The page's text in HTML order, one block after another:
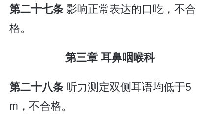
第二十七条影响正常表达的口吃，不合
格。
第三章 耳鼻咽喉科
第二十八条 听力测定双侧耳语均低于5
m，不合格。